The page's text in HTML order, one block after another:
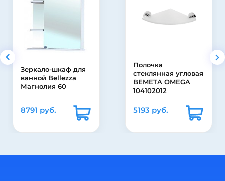
стеклянная угловая
BEMETA OMEGA
104102012
5193 руб.
Зеркало-шкаф Misty
Лиана 55
14490 руб.